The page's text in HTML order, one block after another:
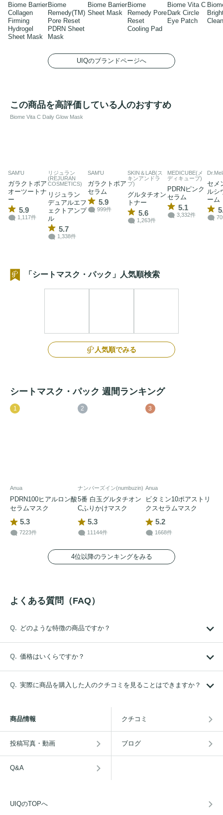
Biome Barrier
Collagen
Firming
Hydrogel
Sheet Mask
Biome
Remedy(TM)
Pore Reset
PDRN Sheet
Mask
Biome Barrier
Sheet Mask
Biome
Remedy Pore
Reset
Cooling Pad
Biome Vita C
Dark Circle
Eye Patch
UIQのブランドページへ
この商品を高評価している人のおすすめ
Biome Vita C Daily Glow Mask
SAM'U
ガラクトポア
オーツートナ
ー
5.9
1,117件
リジュラン
(REJURAN
COSMETICS)
リジュラン
デュアルエフ
ェクトアンプ
ル
5.7
1,338件
SAM'U
ガラクトポア
セラム
5.9
999件
SKIN＆LAB(ス
キンアンドラ
ブ)
グルタチオン
トナー
5.6
1,263件
MEDICUBE(メ
ディキューブ)
PDRNピンク
セラム
5.1
3,332件
セメ
ルシ
ーム
「シートマスク・パック」人気順検索
人気順でみる
シートマスク・パック 週間ランキング
1
Anua
PDRN100ヒアルロン酸
セラムマスク
5.3
7223件
2
ナンバーズイン(numbuzin)
5番 白玉グルタチオン
Cふりかけマスク
5.3
11144件
3
Anua
ビタミン10ポアストリ
クスセラムマスク
5.2
1668件
4位以降のランキングをみる
よくある質問（FAQ）
どのような特徴の商品ですか？
価格はいくらですか？
実際に商品を購入した人のクチコミを見ることはできますか？
商品情報 クチコミ
投稿写真・動画 ブログ
Q&A
UIQのTOPへ